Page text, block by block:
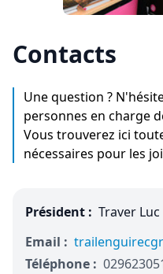
Contacts
Une question ?
personnes en charge
Vous trouverez ici
nécessaires pour les
Président : Traver Luc
Email :
Téléphone :